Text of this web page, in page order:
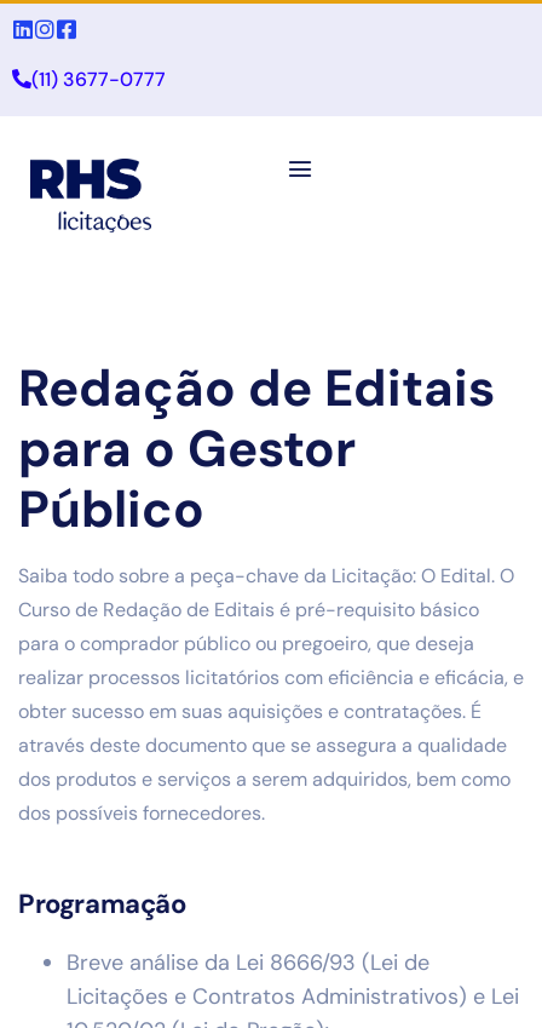
(11) 3677-0777
Redação de Editais
para o Gestor
Público
Saiba todo sobre a peça-chave da Licitação: O Edital. O
Curso de Redação de Editais é pré-requisito básico
para o comprador público ou pregoeiro, que deseja
realizar processos licitatórios com eficiência e eficácia, e
obter sucesso em suas aquisições e contratações. É
através deste documento que se assegura a qualidade
dos produtos e serviços a serem adquiridos, bem como
dos possíveis fornecedores.
Programação
Breve análise da Lei 8666/93 (Lei de
Licitações e Contratos Administrativos) e Lei